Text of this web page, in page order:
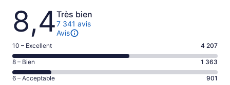
Avis
8,4Très bien
7 341 avis
Avis
Note
de 10
–
Excellent,
10 – Excellent 4 207
Note
de 8
8 – Bien 1 363
Note
6 – Acceptable 901